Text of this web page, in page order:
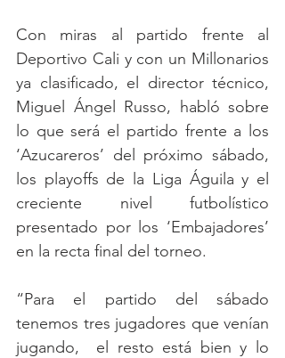
Con miras al partido frente al
Deportivo Cali y con un Millonarios
ya clasificado, el director técnico,
Miguel Ángel Russo, habló sobre
lo que será el partido frente a los
‘Azucareros’ del próximo sábado,
los playoffs de la Liga Águila y el
creciente nivel futbolístico
presentado por los ‘Embajadores’
en la recta final del torneo.
“Para el partido del sábado
tenemos tres jugadores que venían
jugando,  el resto está bien y lo